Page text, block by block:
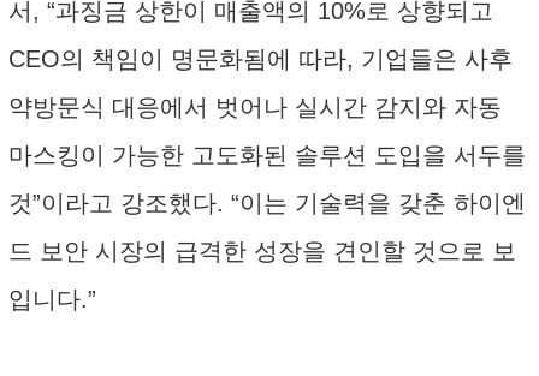
서, “과징금 상한이 매출액의 10%로 상향되고
CEO의 책임이 명문화됨에 따라, 기업들은 사후
약방문식 대응에서 벗어나 실시간 감지와 자동
마스킹이 가능한 고도화된 솔루션 도입을 서두를
것”이라고 강조했다. “이는 기술력을 갖춘 하이엔
드 보안 시장의 급격한 성장을 견인할 것으로 보
입니다.”